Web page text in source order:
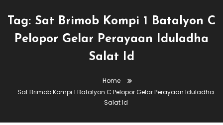
Tag: Sat Brimob Kompi 1 Batalyon C
Pelopor Gelar Perayaan Iduladha
Salat Id
Home
Sat Brimob Kompi 1 Batalyon C Pelopor Gelar Perayaan Iduladha
Salat Id